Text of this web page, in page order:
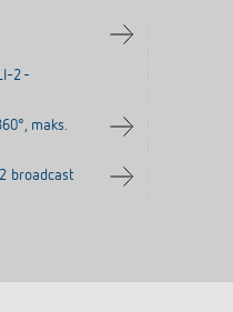
2 -
maks.
broadcast